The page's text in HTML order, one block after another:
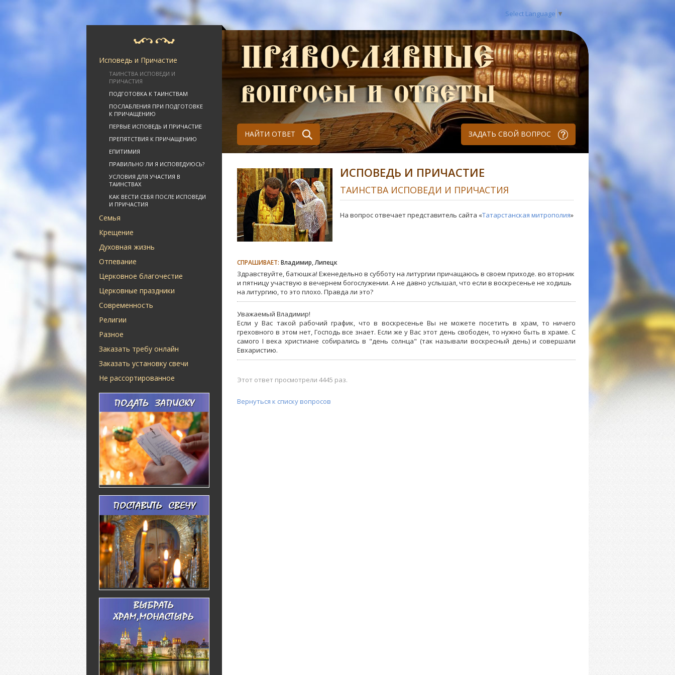
Select Language ▼
Исповедь и Причастие
ТАИНСТВА ИСПОВЕДИ И
ПРИЧАСТИЯ
ПОДГОТОВКА К ТАИНСТВАМ
ПОСЛАБЛЕНИЯ ПРИ ПОДГОТОВКЕ
К ПРИЧАЩЕНИЮ
ПЕРВЫЕ ИСПОВЕДЬ И ПРИЧАСТИЕ
ПРЕПЯТСТВИЯ К ПРИЧАЩЕНИЮ
ЕПИТИМИЯ
ПРАВИЛЬНО ЛИ Я ИСПОВЕДУЮСЬ?
УСЛОВИЯ ДЛЯ УЧАСТИЯ В
ТАИНСТВАХ
КАК ВЕСТИ СЕБЯ ПОСЛЕ ИСПОВЕДИ
И ПРИЧАСТИЯ
Семья
Крещение
Духовная жизнь
Отпевание
Церковное благочестие
Церковные праздники
Современность
Религии
Разное
Заказать требу онлайн
Заказать установку свечи
Не рассортированное
НАЙТИ ОТВЕТ ЗАДАТЬ СВОЙ ВОПРОС
ИСПОВЕДЬ И ПРИЧАСТИЕ
ТАИНСТВА ИСПОВЕДИ И ПРИЧАСТИЯ
На вопрос отвечает представитель сайта «Татарстанская митрополия»
СПРАШИВАЕТ: Владимир, Липецк
Здравствуйте, батюшка! Еженедельно в субботу на литургии причащаюсь в своем приходе. во вторник
и пятницу участвую в вечернем богослужении. А не давно услышал, что если в воскресенье не ходишь
на литургию, то это плохо. Правда ли это?
Уважаемый Владимир!
Если у Вас такой рабочий график, что в воскресенье Вы не можете посетить в храм, то ничего
греховного в этом нет, Господь все знает. Если же у Вас этот день свободен, то нужно быть в храме. С
самого I века христиане собирались в "день солнца" (так называли воскресный день) и совершали
Евхаристию.
Этот ответ просмотрели 4445 раз.
Вернуться к списку вопросов